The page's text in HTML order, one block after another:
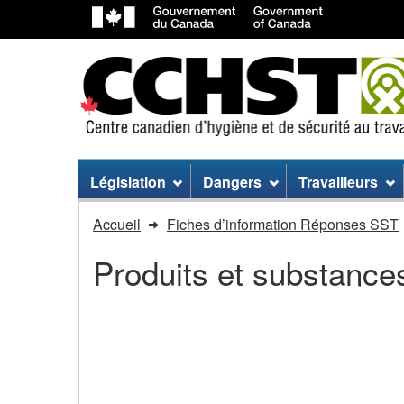
Menu
du
site
Législation Dangers Travailleurs
Accueil Fiches d’information Réponses SST
Produits et